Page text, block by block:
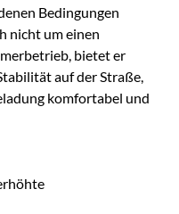
Bedingungen
nicht um einen
bietet er
auf der Straße,
komfortabel und